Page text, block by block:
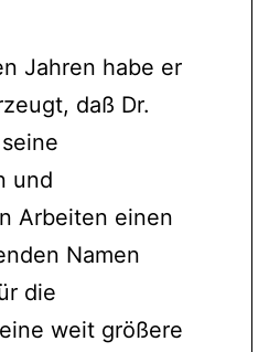
Jahren habe er
daß Dr.
und
Arbeiten einen
Namen
die
weit größere